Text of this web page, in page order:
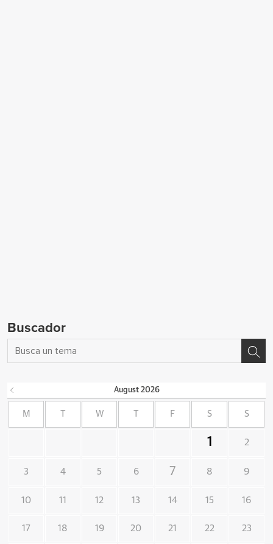
Buscador
August 2026
M W F S S
1 2
3 4 5 6 7 8 9
10 11 12 13 14 15 16
17 18 19 20 21 22 23